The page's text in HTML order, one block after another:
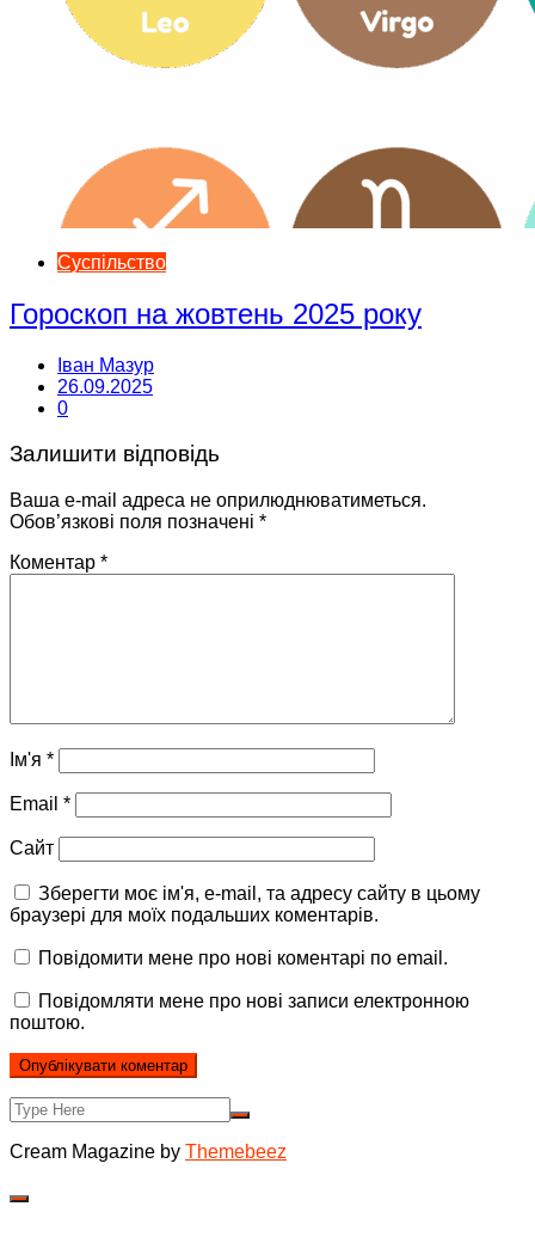
Суспільство
Гороскоп на жовтень 2025 року
Іван Мазур
26.09.2025
0
Залишити відповідь
Ваша e-mail адреса не оприлюднюватиметься.
Обов’язкові поля позначені *
Коментар *
Ім'я *
Email *
Сайт
Зберегти моє ім'я, e-mail, та адресу сайту в цьому
браузері для моїх подальших коментарів.
Повідомити мене про нові коментарі по email.
Повідомляти мене про нові записи електронною
поштою.
Cream Magazine by Themebeez